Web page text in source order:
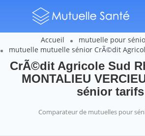
Accueil
mutuelle pour
mutuelle mutuelle sénior CrÃ©dit
CrÃ©dit Agricole Sud
MONTALIEU
sénior tarifs
Comparateur de mutuelles pour